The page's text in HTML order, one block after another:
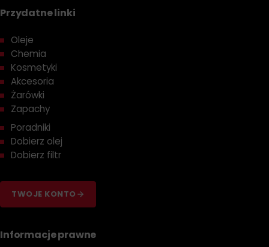
Przydatne linki
Oleje
Chemia
Kosmetyki
Akcesoria
Żarówki
Zapachy
Poradniki
Dobierz olej
Dobierz filtr
TWOJE KONTO
Informacje prawne